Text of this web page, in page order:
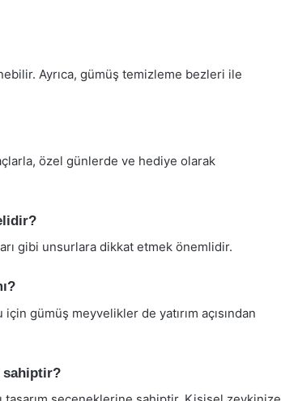
Ayrıca, gümüş temizleme bezleri ile
özel günlerde ve hediye olarak
gibi unsurlara dikkat etmek önemlidir.
gümüş meyvelikler de yatırım açısından
sahiptir?